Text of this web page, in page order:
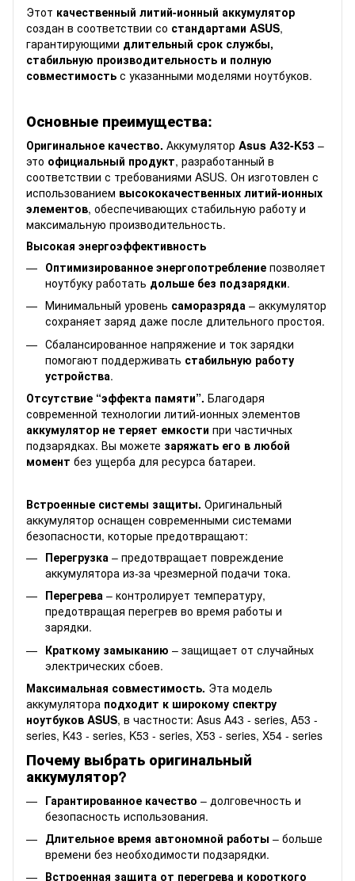
Этот качественный литий-ионный аккумулятор
создан в соответствии со стандартами ASUS,
гарантирующими длительный срок службы,
стабильную производительность и полную
совместимость с указанными моделями ноутбуков.
Основные преимущества:
Оригинальное качество. Аккумулятор Asus A32-K53 –
это официальный продукт, разработанный в
соответствии с требованиями ASUS. Он изготовлен с
использованием высококачественных литий-ионных
элементов, обеспечивающих стабильную работу и
максимальную производительность.
Высокая энергоэффективность
Оптимизированное энергопотребление позволяет
ноутбуку работать дольше без подзарядки.
Минимальный уровень саморазряда – аккумулятор
сохраняет заряд даже после длительного простоя.
Сбалансированное напряжение и ток зарядки
помогают поддерживать стабильную работу
устройства.
Отсутствие “эффекта памяти”. Благодаря
современной технологии литий-ионных элементов
аккумулятор не теряет емкости при частичных
подзарядках. Вы можете заряжать его в любой
момент без ущерба для ресурса батареи.
Встроенные системы защиты. Оригинальный
аккумулятор оснащен современными системами
безопасности, которые предотвращают:
Перегрузка – предотвращает повреждение
аккумулятора из-за чрезмерной подачи тока.
Перегрева – контролирует температуру,
предотвращая перегрев во время работы и
зарядки.
Краткому замыканию – защищает от случайных
электрических сбоев.
Максимальная совместимость. Эта модель
аккумулятора подходит к широкому спектру
ноутбуков ASUS, в частности: Asus A43 - series, A53 -
series, K43 - series, K53 - series, X53 - series, X54 - series
Почему выбрать оригинальный
аккумулятор?
Гарантированное качество – долговечность и
безопасность использования.
Длительное время автономной работы – больше
времени без необходимости подзарядки.
Встроенная защита от перегрева и короткого